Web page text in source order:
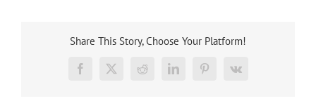
Share This Story, Choose Your Platform!
Facebook
X RedditLinkedInPinterest
Vk